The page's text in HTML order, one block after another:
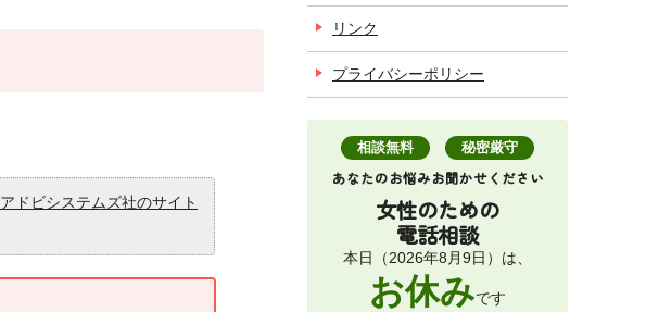
アドビシステムズ社のサイト
リンク
プライバシーポリシー
女性のための
電話相談
相談無料 秘密厳守
あなたのお悩みお聞かせください
本日（2026年8月9日）は、
お休みです